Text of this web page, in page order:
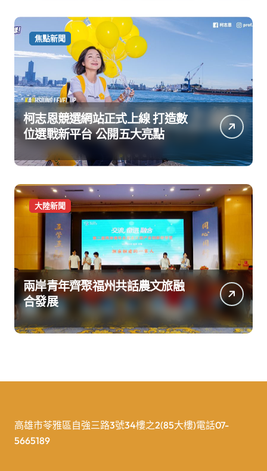
焦點新聞
柯志恩競選網站正式上線 打造數
位選戰新平台 公開五大亮點
大陸新聞
兩岸青年齊聚福州共話農文旅融
合發展
高雄市苓雅區自強三路3號34樓之2(85大樓)電話07-
5665189